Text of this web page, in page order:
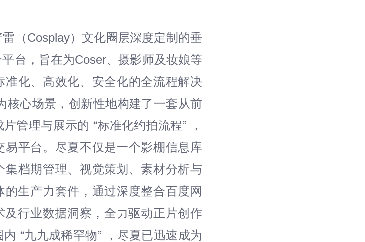
（Cosplay）文化圈层深度定制的垂
台，旨在为Coser、摄影师及妆娘等
准化、高效化、安全化的全流程解决
核心场景，创新性地构建了一套从前
管理与展示的 “标准化约拍流程” ，
平台。尽夏不仅是一个影棚信息库
档期管理、视觉策划、素材分析与
的生产力套件，通过深度整合百度网
行业数据洞察，全力驱动正片创作
“九九成稀罕物” ，尽夏已迅速成为